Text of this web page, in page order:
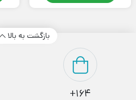
بازگشت به بالا
164+